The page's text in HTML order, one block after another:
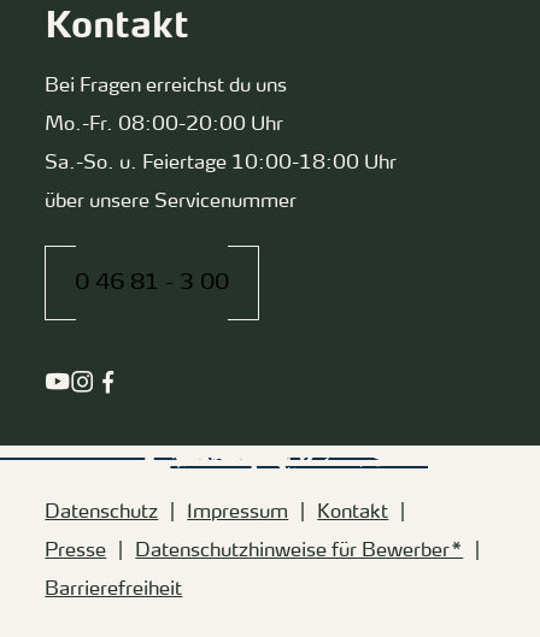
Kontakt
Bei Fragen erreichst du uns
Mo.-Fr. 08:00-20:00 Uhr
Sa.-So. u. Feiertage 10:00-18:00 Uhr
über unsere Servicenummer
0 46 81 - 3 00
Datenschutz Impressum
Kontakt
Presse
Datenschutzhinweise für Bewerber*
Barrierefreiheit